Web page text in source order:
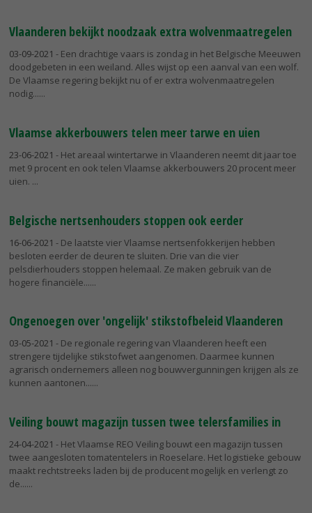
Vlaanderen bekijkt noodzaak extra wolvenmaatregelen
03-09-2021 - Een drachtige vaars is zondag in het Belgische Meeuwen
doodgebeten in een weiland. Alles wijst op een aanval van een wolf.
De Vlaamse regering bekijkt nu of er extra wolvenmaatregelen
nodig...
Vlaamse akkerbouwers telen meer tarwe en uien
23-06-2021 - Het areaal wintertarwe in Vlaanderen neemt dit jaar toe
met 9 procent en ook telen Vlaamse akkerbouwers 20 procent meer
uien.
Belgische nertsenhouders stoppen ook eerder
16-06-2021 - De laatste vier Vlaamse nertsenfokkerijen hebben
besloten eerder de deuren te sluiten. Drie van die vier
pelsdierhouders stoppen helemaal. Ze maken gebruik van de
hogere financiële...
Ongenoegen over 'ongelijk' stikstofbeleid Vlaanderen
03-05-2021 - De regionale regering van Vlaanderen heeft een
strengere tijdelijke stikstofwet aangenomen. Daarmee kunnen
agrarisch ondernemers alleen nog bouwvergunningen krijgen als ze
kunnen aantonen...
Veiling bouwt magazijn tussen twee telersfamilies in
24-04-2021 - Het Vlaamse REO Veiling bouwt een magazijn tussen
twee aangesloten tomatentelers in Roeselare. Het logistieke gebouw
maakt rechtstreeks laden bij de producent mogelijk en verlengt zo
de...